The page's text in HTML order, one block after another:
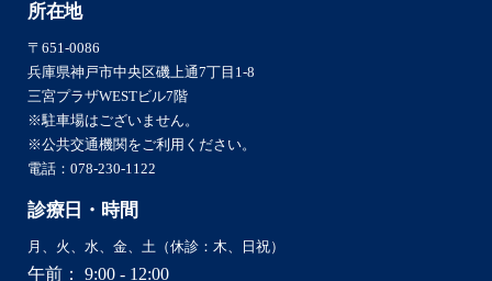
所在地
〒651-0086
兵庫県神戸市中央区磯上通7丁目1-8
三宮プラザWESTビル7階
※駐車場はございません。
※公共交通機関をご利用ください。
電話： 078-230-1122
診療日・時間
月、火、水、金、土（休診：木、日祝）
午前 ： 9:00 - 12:00